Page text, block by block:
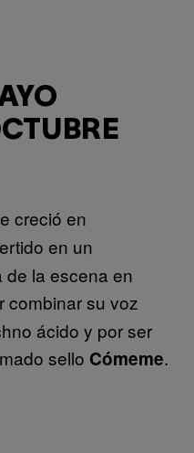
creció en
en un
de la escena en
combinar su voz
ácido y por ser
sello Cómeme.